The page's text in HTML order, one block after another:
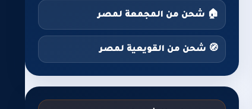
🏠 شحن من المجمعة لمصر
🧭 شحن من القويعية لمصر